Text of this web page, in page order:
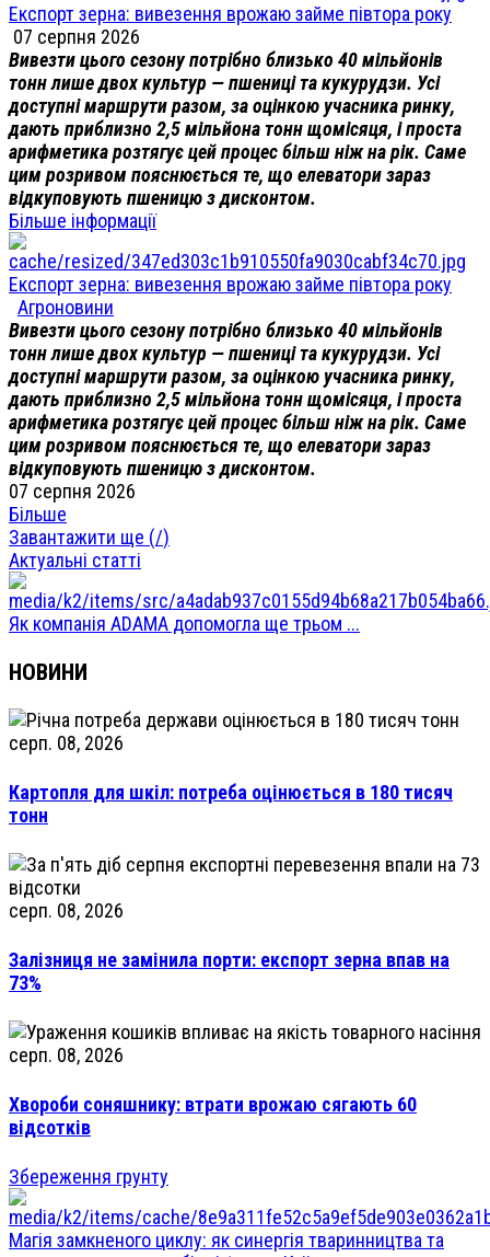
Експорт зерна: вивезення врожаю займе півтора року
07 серпня 2026
Вивезти цього сезону потрібно близько 40 мільйонів
тонн лише двох культур — пшениці та кукурудзи. Усі
доступні маршрути разом, за оцінкою учасника ринку,
дають приблизно 2,5 мільйона тонн щомісяця, і проста
арифметика розтягує цей процес більш ніж на рік. Саме
цим розривом пояснюється те, що елеватори зараз
відкуповують пшеницю з дисконтом.
Більше інформації
Експорт зерна: вивезення врожаю займе півтора року
Агроновини
Вивезти цього сезону потрібно близько 40 мільйонів
тонн лише двох культур — пшениці та кукурудзи. Усі
доступні маршрути разом, за оцінкою учасника ринку,
дають приблизно 2,5 мільйона тонн щомісяця, і проста
арифметика розтягує цей процес більш ніж на рік. Саме
цим розривом пояснюється те, що елеватори зараз
відкуповують пшеницю з дисконтом.
07 серпня 2026
Більше
Завантажити ще (/)
Актуальні статті
Як компанія ADAMA допомогла ще трьом ...
НОВИНИ
серп. 08, 2026
Картопля для шкіл: потреба оцінюється в 180 тисяч
тонн
серп. 08, 2026
Залізниця не замінила порти: експорт зерна впав на
73%
серп. 08, 2026
Хвороби соняшнику: втрати врожаю сягають 60
відсотків
Збереження грунту
Магія замкненого циклу: як синергія тваринництва та